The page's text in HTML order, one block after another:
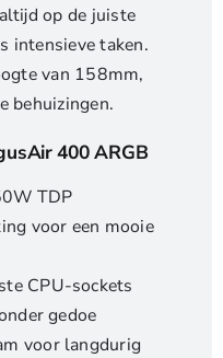
op de juiste
intensieve taken.
van 158mm,
behuizingen.
400 ARGB
TDP
voor een mooie
CPU-sockets
gedoe
voor langdurig